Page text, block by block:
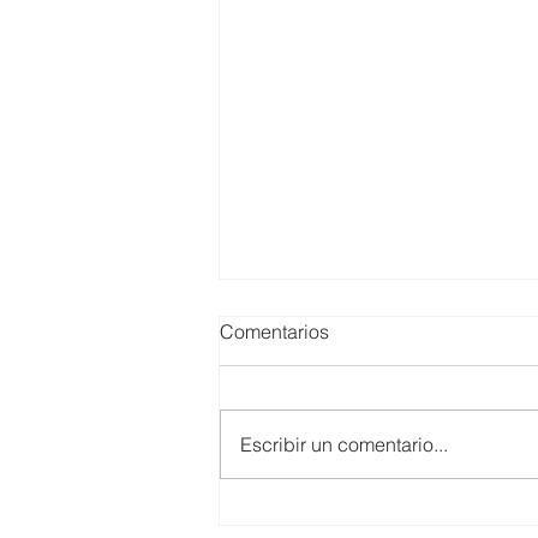
Comentarios
Escribir un comentario...